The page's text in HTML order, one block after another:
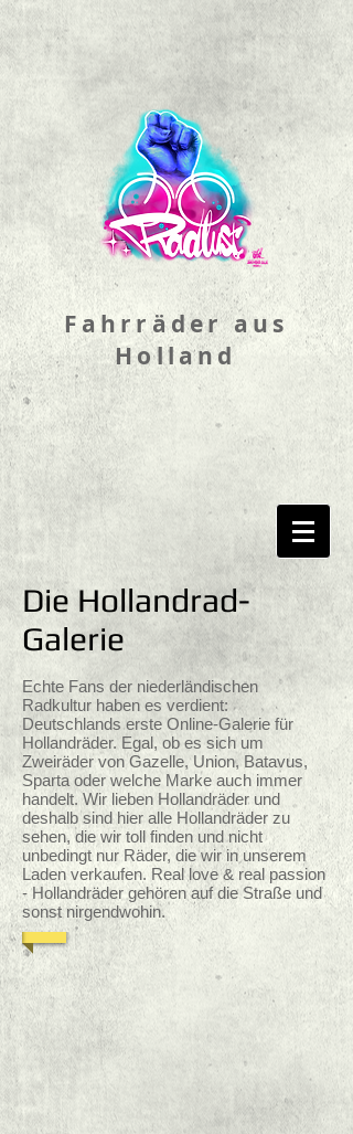
Fahrräder aus
Holland
Die Hollandrad-
Galerie
Echte Fans der niederländischen
Radkultur haben es verdient:
Deutschlands erste Online-Galerie für
Hollandräder. Egal, ob es sich um
Zweiräder von Gazelle, Union, Batavus,
Sparta oder welche Marke auch immer
handelt. Wir lieben Hollandräder und
deshalb sind hier alle Hollandräder zu
sehen, die wir toll finden und nicht
unbedingt nur Räder, die wir in unserem
Laden verkaufen. Real love & real passion
- Hollandräder gehören auf die Straße und
sonst nirgendwohin.